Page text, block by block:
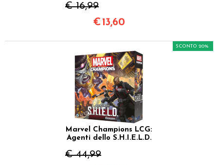
€ 16,99
€ 13,60
Marvel Champions LCG:
Agenti dello S.H.I.E.L.D.
€ 44,99
SCONTO 20%